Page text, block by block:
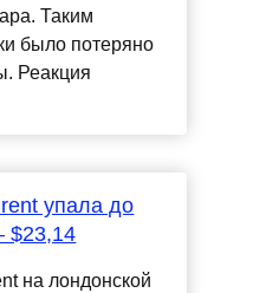
Таким
было потеряно
Реакция
упала до
$23,14
на лондонской